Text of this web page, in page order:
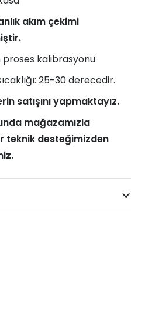
akım çekimi
kalibrasyonu
25-30 derecedir.
satışını yapmaktayız.
mağazamızla
teknik desteğimizden